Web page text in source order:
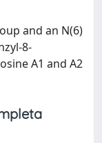
and an N(6)
8-
A1 and A2